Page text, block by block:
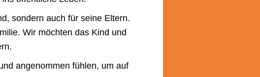
sondern auch für seine Eltern.
Wir möchten das Kind und
angenommen fühlen, um auf